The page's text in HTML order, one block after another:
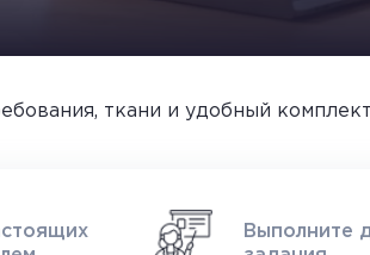
ткани и удобный комплект
Выполните